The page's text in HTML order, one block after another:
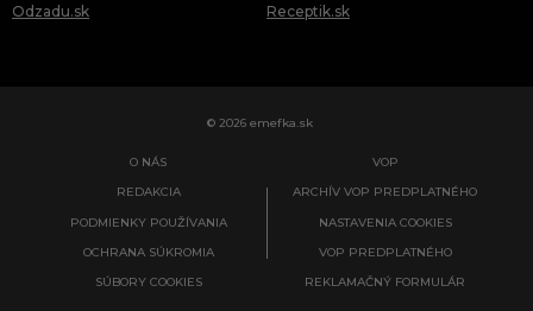
Odzadu.sk Receptik.sk
© 2026 emefka.sk
O NÁS
REDAKCIA
PODMIENKY POUŽÍVANIA
OCHRANA SÚKROMIA
SÚBORY COOKIES
VOP
ARCHÍV VOP PREDPLATNÉHO
NASTAVENIA COOKIES
VOP PREDPLATNÉHO
REKLAMAČNÝ FORMULÁR